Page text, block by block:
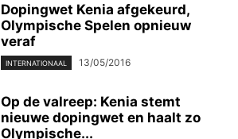
Dopingwet Kenia afgekeurd,
Olympische Spelen opnieuw
veraf
INTERNATIONAAL 13/05/2016
Op de valreep: Kenia stemt
nieuwe dopingwet en haalt zo
Olympische...